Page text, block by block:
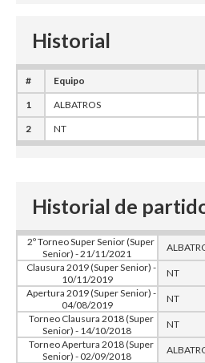
Historial
# Equipo
1
ALBATROS
2
NT
Historial de
2º Torneo Super Senior (Super
Senior) - 21/11/2021
Clausura 2019 (Super Senior) -
10/11/2019
NT
Apertura 2019 (Super Senior) -
04/08/2019
NT
Torneo Clausura 2018 (Super
Senior) - 14/10/2018
NT
Torneo Apertura 2018 (Super
Senior) - 02/09/2018